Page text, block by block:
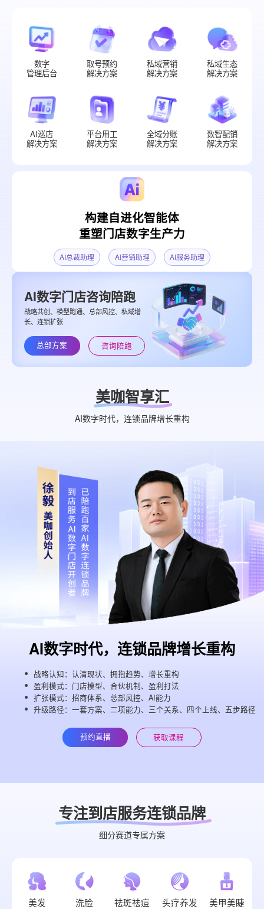
数字
管理后台
取号预约
解决方案
私域营销
解决方案
私域生态
解决方案
AI巡店
解决方案
平台用工
解决方案
全域分账
解决方案
数智配销
解决方案
构建自进化智能体
重塑门店数字生产力
AI总裁助理 AI营销助理 AI服务助理
AI数字门店咨询陪跑
战略共创、模型跑通、总部风控、私域增
长、连锁扩张
总部方案 咨询陪跑
美咖智享汇
AI数字时代，连锁品牌增长重构
AI数字时代，连锁品牌增长重构
战略认知：认清现状、拥抱趋势、增长重构
盈利模式：门店模型、合伙机制、盈利打法
扩张模式：招商体系、总部风控、AI能力
升级路径：一套方案、二项能力、三个关系、四个上线、五步路径
预约直播 获取课程
专注到店服务连锁品牌
细分赛道专属方案
美发 洗脸 祛斑祛痘 头疗养发 美甲美睫